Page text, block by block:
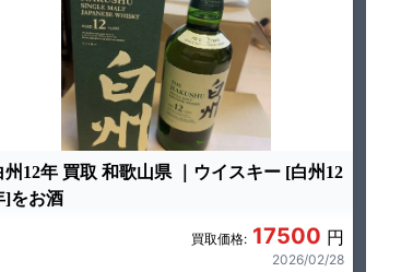
州12年 買取 和歌山県 ｜ウイスキー [白州12
]をお酒
買取価格: 17500 円
2026/02/28